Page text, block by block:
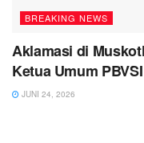
BREAKING NEWS
Aklamasi di
Ketua Umum
JUNI 24, 2026